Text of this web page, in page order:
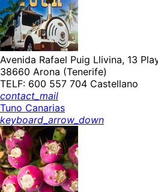
Avenida Rafael Puig Llivina, 13
38660 Arona (Tenerife)
TELF: 600 557 704 Castellano
contact_mail
Tuno Canarias
keyboard_arrow_down